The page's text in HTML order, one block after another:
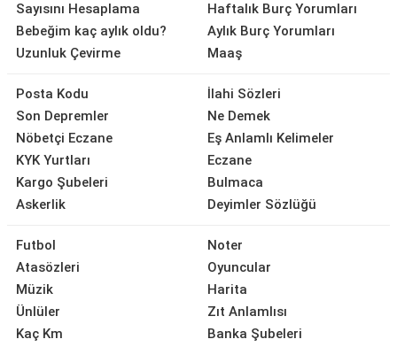
Sayısını Hesaplama
Bebeğim kaç aylık oldu?
Uzunluk Çevirme
Haftalık Burç Yorumları
Aylık Burç Yorumları
Maaş
Posta Kodu
Son Depremler
Nöbetçi Eczane
KYK Yurtları
Kargo Şubeleri
Askerlik
İlahi Sözleri
Ne Demek
Eş Anlamlı Kelimeler
Eczane
Bulmaca
Deyimler Sözlüğü
Futbol
Atasözleri
Müzik
Ünlüler
Kaç Km
Noter
Oyuncular
Harita
Zıt Anlamlısı
Banka Şubeleri